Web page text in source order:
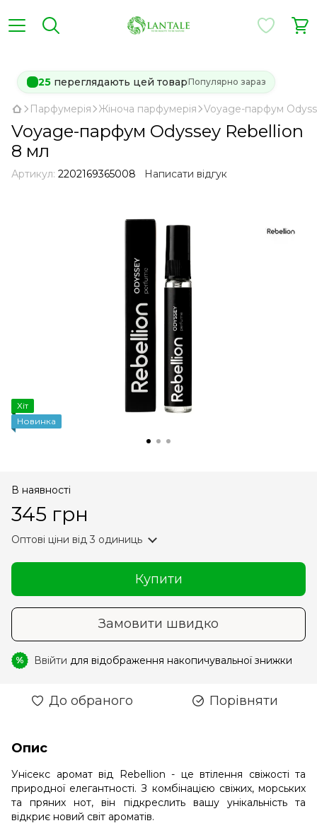
25 переглядають цей товарПопулярно зараз
Парфумерія Жіноча парфумерія Voyage-парфум
Voyage-парфум Odyssey Rebellion
8 мл
Артикул: 2202169365008 Написати відгук
Хіт
Новинка
В наявності
345 грн
Оптові ціни від 3 одиниць
Купити
Замовити швидко
% Ввійти для відображення накопичувальної знижки
До обраного Порівняти
Опис
Унісекс аромат від Rebellion - це втілення свіжості та
природної елегантності. З комбінацією свіжих, морських
та пряних нот, він підкреслить вашу унікальність та
відкриє новий світ ароматів.